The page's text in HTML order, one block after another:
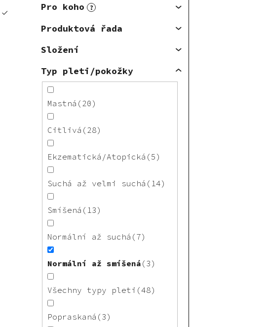
Pro koho ?
Produktová řada
Složení
Typ pleti/pokožky
Mastná 20
Citlivá 28
Ekzematická/Atopická 5
Suchá až velmi suchá 14
Smíšená 13
Normální až suchá 7
Normální až smíšená 3
Všechny typy pleti 48
Popraskaná 3